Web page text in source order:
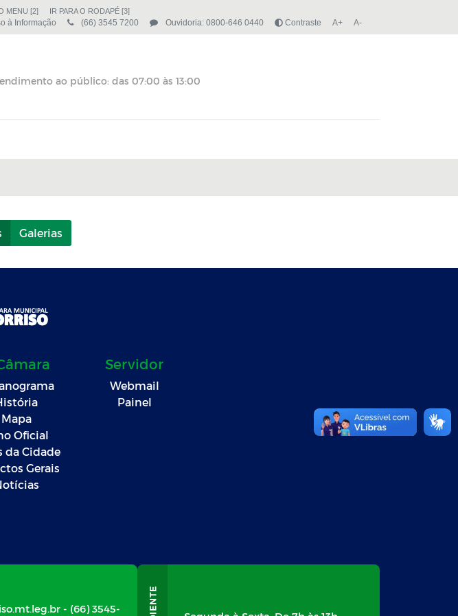
MENU [2] IR PARA O RODAPÉ [3]
à Informação (66) 3545 7200 Ouvidoria: 0800-646 0440 Contraste A+ A-
Galerias
Mapa
Oficial
da Cidade
Gerais
Servidor
Webmail
Painel
- (66) 3545-